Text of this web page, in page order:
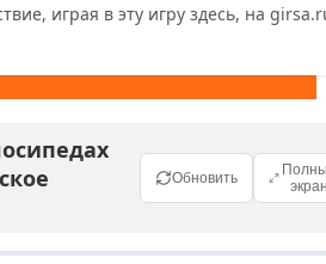
играя в эту игру здесь, на
Обновить